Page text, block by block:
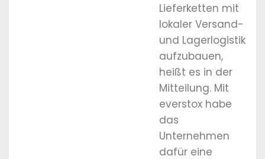
Lieferketten mit
lokaler Versand-
und Lagerlogistik
aufzubauen,
heißt es in der
Mitteilung. Mit
everstox habe
das
Unternehmen
dafür eine